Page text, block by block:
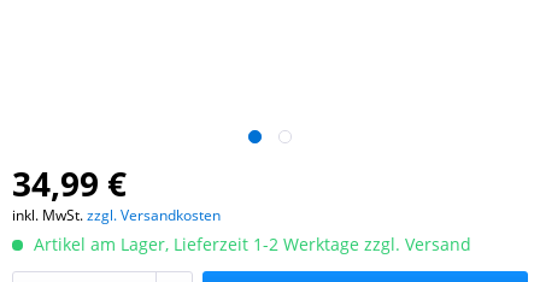
34,99 €
inkl. MwSt.zzgl. Versandkosten
Artikel am Lager, Lieferzeit 1-2 Werktage zzgl. Versand